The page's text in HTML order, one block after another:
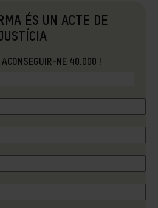
ÉS UN ACTE DE
NE 40.000 !